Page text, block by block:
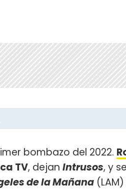
bombazo del 2022.
TV, dejan Intrusos, y
de la Mañana